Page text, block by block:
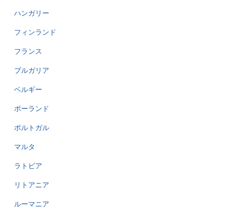
ハンガリー
フィンランド
フランス
ブルガリア
ベルギー
ポーランド
ポルトガル
マルタ
ラトビア
リトアニア
ルーマニア